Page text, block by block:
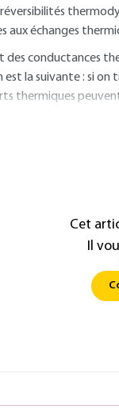
aux échanges
conductances
est la suivante : si
thermiques
Cet
Il